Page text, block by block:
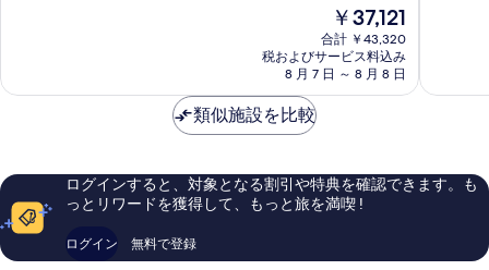
を
す
る
良
ミ
件
件
現
在
の
料
金
￥37,121
合計 ￥43,320
税およびサービス料込み
8 月 7 日 ～ 8 月 8 日
ト
素
い、
口
類似施設を比較
ログインすると、対象となる割引や特典を確認できます。も
っとリワードを獲得して、もっと旅を満喫 !
ログイン 無料で登録